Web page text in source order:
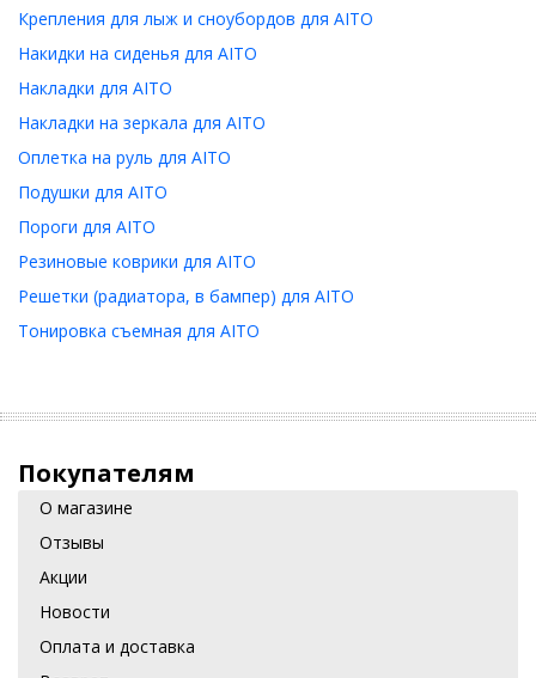
Крепления для лыж и сноубордов для AITO
Накидки на сиденья для AITO
Накладки для AITO
Накладки на зеркала для AITO
Оплетка на руль для AITO
Подушки для AITO
Пороги для AITO
Резиновые коврики для AITO
Решетки (радиатора, в бампер) для AITO
Тонировка съемная для AITO
Покупателям
О магазине
Отзывы
Акции
Новости
Оплата и доставка